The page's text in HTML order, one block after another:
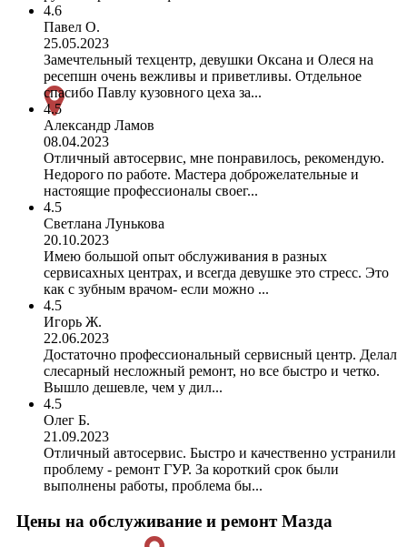
4.6
Павел О.
25.05.2023
Замечтельный техцентр, девушки Оксана и Олеся на
ресепшн очень вежливы и приветливы. Отдельное
спасибо Павлу кузовного цеха за...
4.5
Александр Ламов
08.04.2023
Отличный автосервис, мне понравилось, рекомендую.
Недорого по работе. Мастера доброжелательные и
настоящие профессионалы своег...
4.5
Светлана Лунькова
20.10.2023
Имею большой опыт обслуживания в разных
сервисахных центрах, и всегда девушке это стресс. Это
как с зубным врачом- если можно ...
4.5
Игорь Ж.
22.06.2023
Достаточно профессиональный сервисный центр. Делал
слесарный несложный ремонт, но все быстро и четко.
Вышло дешевле, чем у дил...
4.5
Олег Б.
21.09.2023
Отличный автосервис. Быстро и качественно устранили
проблему - ремонт ГУР. За короткий срок были
выполнены работы, проблема бы...
Цены на обслуживание и ремонт Мазда